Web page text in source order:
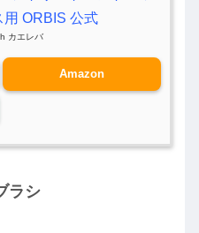
用 ORBIS 公式
カエレバ
Amazon
ラシ